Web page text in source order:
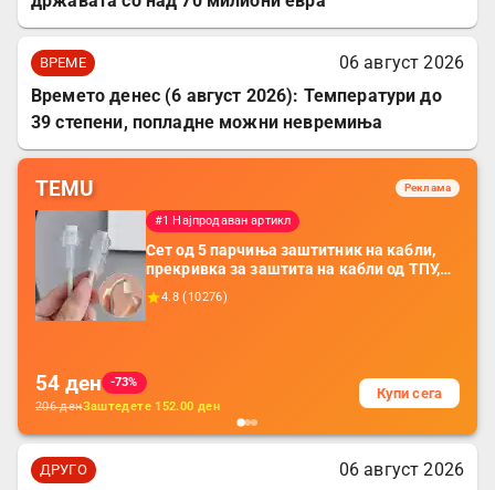
ВРЕМЕ
06 август 2026
Времето денес (6 август 2026): Температури до
39 степени, попладне можни невремиња
TEMU Реклама
#1 Најпродаван артикл
Сет од 5 парчиња заштитник на кабли,
прекривка за заштита на кабли од ТПУ,
додатоци за заштита на кабли, без
батерија, за мобилни телефони, комплет
4.8 (10276)
54 ден
-73%
206денЗаштедете 152.00 ден
Купи сега
ДРУГО
06 август 2026